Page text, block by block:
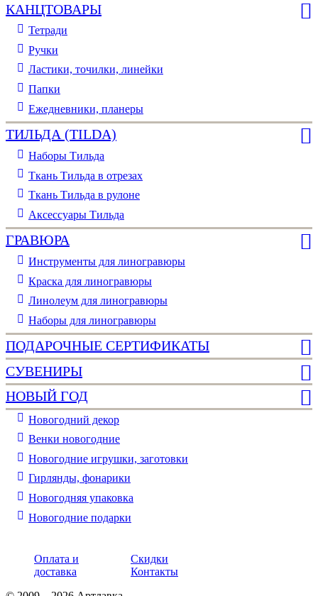
КАНЦТОВАРЫ
Тетради
Ручки
Ластики, точилки, линейки
Папки
Ежедневники, планеры
ТИЛЬДА (TILDA)
Наборы Тильда
Ткань Тильда в отрезах
Ткань Тильда в рулоне
Аксессуары Тильда
ГРАВЮРА
Инструменты для линогравюры
Краска для линогравюры
Линолеум для линогравюры
Наборы для линогравюры
ПОДАРОЧНЫЕ СЕРТИФИКАТЫ
СУВЕНИРЫ
НОВЫЙ ГОД
Новогодний декор
Венки новогодние
Новогодние игрушки, заготовки
Гирлянды, фонарики
Новогодняя упаковка
Новогодние подарки
Оплата и
доставка
Скидки
Контакты